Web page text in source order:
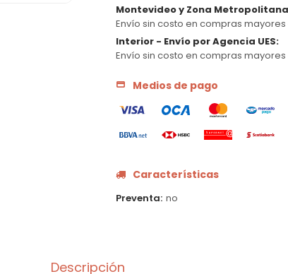
Montevideo y Zona
Envío sin costo en compras mayores
Interior - Envío por Agencia UES:
Envío sin costo en compras mayores
Medios de pago
Características
Preventa no
Descripción